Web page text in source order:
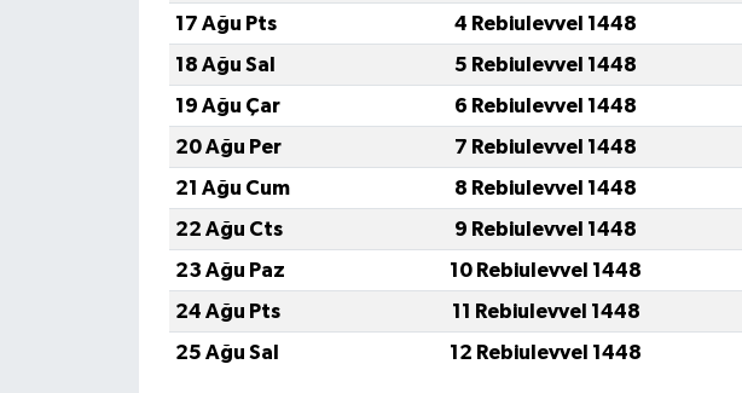
17 Ağu Pts
4 Rebiulevvel 1448
18 Ağu Sal
5 Rebiulevvel 1448
19 Ağu Çar
6 Rebiulevvel 1448
20 Ağu Per
7 Rebiulevvel 1448
21 Ağu Cum
8 Rebiulevvel 1448
22 Ağu Cts
9 Rebiulevvel 1448
23 Ağu Paz
10 Rebiulevvel 1448
24 Ağu Pts
11 Rebiulevvel 1448
25 Ağu Sal
12 Rebiulevvel 1448